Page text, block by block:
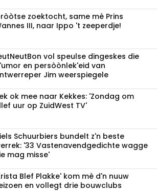
zoektocht, same mè Prins
III, naar Ippo 't zeeperdje!
vol speulse dingeskes die
en persòònlek'eid van
Jim weerspiegele
ok mee naar Kekkes: 'Zondag om
uur op ZuidWest TV'
Schuurbiers bundelt z'n beste
'33 Vastenavendgedichte wagge
mag misse'
Blef Plakke' kom mè d'n nuuw
en vollegt drie bouwclubs